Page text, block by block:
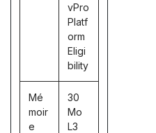
vPro
Platf
orm
Eligi
bility
Mé
moir
e
30
Mo
L3